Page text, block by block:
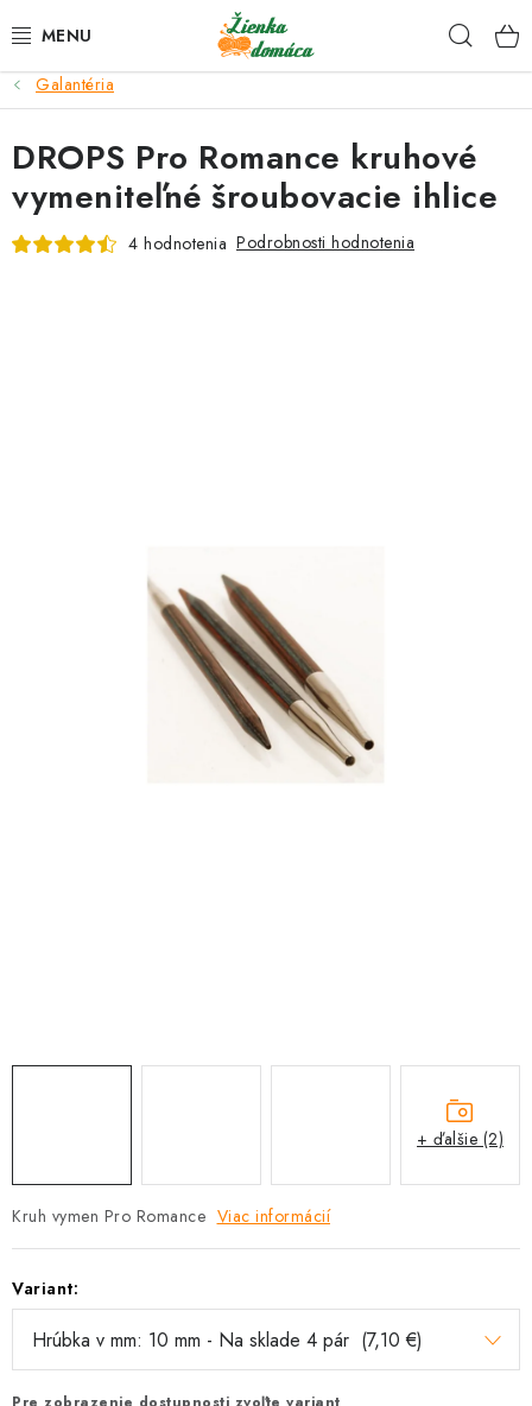
na
KLBKÁ
Galantéria
Kruh vymen Pro Romance Viac informácií
Variant:
DROPS Pro Romance kruhové
vymeniteľné šroubovacie ihlice
4 hodnotenia Podrobnosti hodnotenia
+ ďalšie (2)